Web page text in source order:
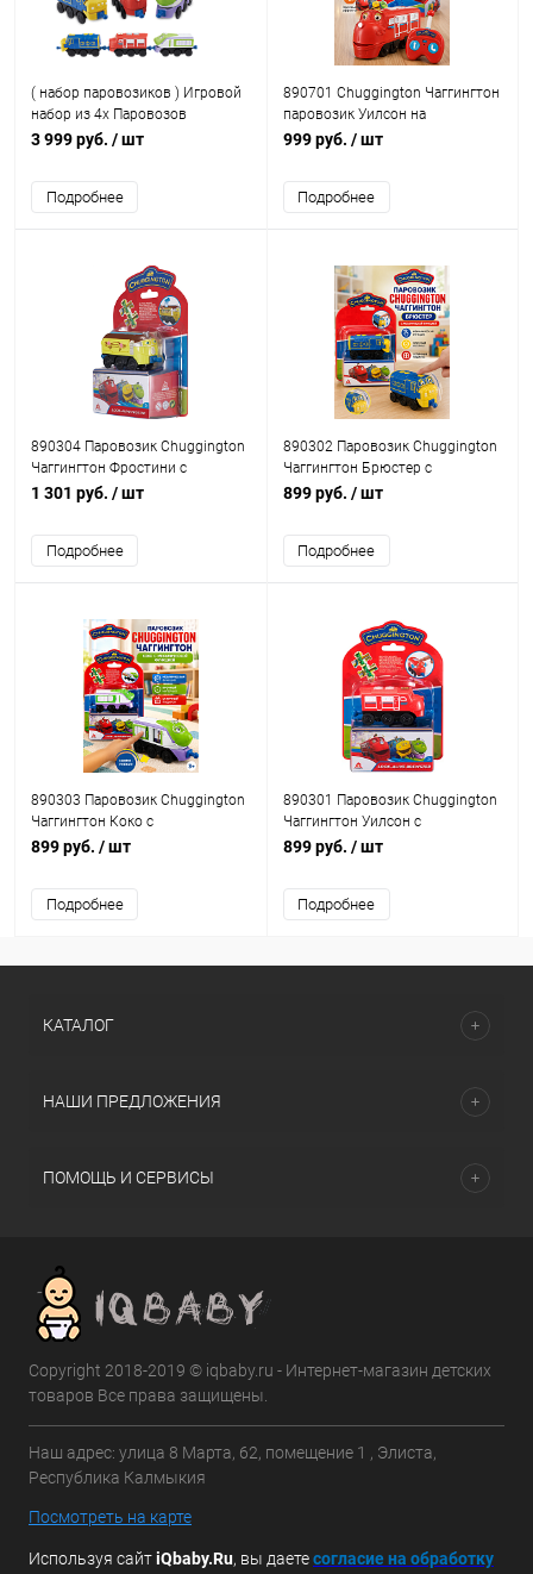
( набор паровозиков ) Игровой
набор из 4х Паровозов
Chuggington Чаггингтон Уилсон,
управлении
3 999 руб. / шт
Подробнее
890701 Chuggington Чаггингтон
паровозик Уилсон на
управлении
999 руб. / шт
Подробнее
890304 Паровозик Chuggington
Чаггингтон Фростини с
механической функцией и
1 301 руб. / шт
Подробнее
890302 Паровозик Chuggington
Чаггингтон Брюстер с
механической функцией
899 руб. / шт
Подробнее
890303 Паровозик Chuggington
Чаггингтон Коко с
механической функцией и
899 руб. / шт
Подробнее
890301 Паровозик Chuggington
Чаггингтон Уилсон с
механической функцией и
899 руб. / шт
Подробнее
КАТАЛОГ
НАШИ ПРЕДЛОЖЕНИЯ
ПОМОЩЬ И СЕРВИСЫ
Copyright 2018-2019 © iqbaby.ru - Интернет-магазин детских
товаров Все права защищены.
Наш адрес: улица 8 Марта, 62, помещение 1 , Элиста,
Республика Калмыкия
Посмотреть на карте
Используя сайтiQbaby.Ru, вы даетесогласие на обработку